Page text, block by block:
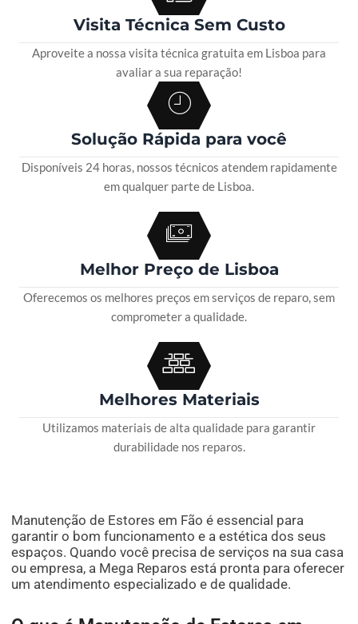
Visita Técnica Sem Custo
Aproveite a nossa visita técnica gratuita em Lisboa para
avaliar a sua reparação!
Solução Rápida para você
Disponíveis 24 horas, nossos técnicos atendem rapidamente
em qualquer parte de Lisboa.
Melhor Preço de Lisboa
Oferecemos os melhores preços em serviços de reparo, sem
comprometer a qualidade.
Melhores Materiais
Utilizamos materiais de alta qualidade para garantir
durabilidade nos reparos.
Manutenção de Estores em Fão é essencial para
garantir o bom funcionamento e a estética dos seus
espaços. Quando você precisa de serviços na sua casa
ou empresa, a Mega Reparos está pronta para oferecer
um atendimento especializado e de qualidade.